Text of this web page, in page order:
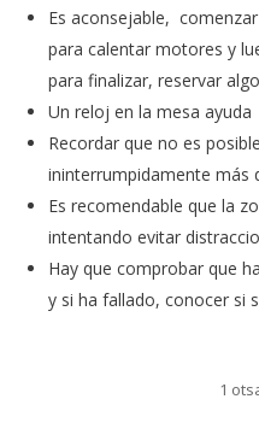
Es aconsejable,
para calentar motores y
para finalizar, reservar
Un reloj en la mesa
Recordar que no es
ininterrumpidamente más
Es recomendable que la
intentando evitar
Hay que comprobar que
y si ha fallado, conocer si
1